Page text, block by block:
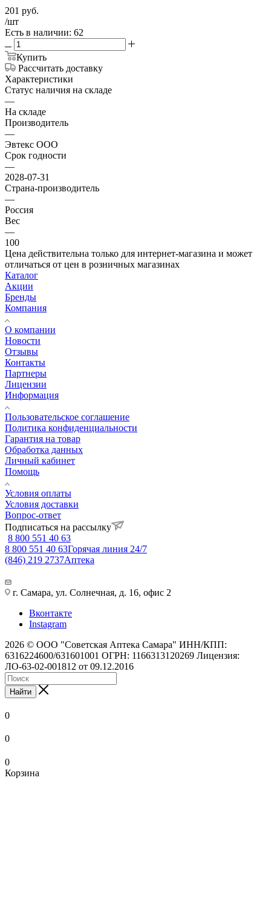
201 руб.
/шт
Есть в наличии: 62
Купить
Рассчитать доставку
Характеристики
Статус наличия на складе
—
На складе
Производитель
—
Эвтекс ООО
Срок годности
—
2028-07-31
Страна-производитель
—
Россия
Вес
—
100
Цена действительна только для интернет-магазина и может
отличаться от цен в розничных магазинах
Каталог
Акции
Бренды
Компания
О компании
Новости
Отзывы
Контакты
Партнеры
Лицензии
Информация
Пользовательское соглашение
Политика конфиденциальности
Гарантия на товар
Обработка данных
Личный кабинет
Помощь
Условия оплаты
Условия доставки
Вопрос-ответ
Подписаться на рассылку
8 800 551 40 63
8 800 551 40 63Горячая линия 24/7
(846) 219 2737Аптека
г. Самара, ул. Солнечная, д. 16, офис 2
Вконтакте
Instagram
2026 © ООО "Советская Аптека Самара" ИНН/КПП:
6316224600/631601001 ОГРН: 1166313120269 Лицензия:
ЛО-63-02-001812 от 09.12.2016
Найти
0
0
0
Корзина